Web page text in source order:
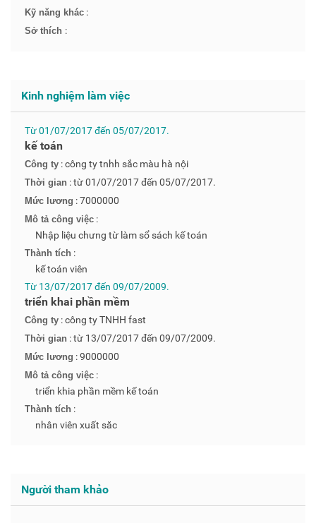
Kỹ năng khác :
Sở thích :
Kinh nghiệm làm việc
Từ 01/07/2017 đến 05/07/2017.
kế toán
Công ty : công ty tnhh sắc màu hà nội
Thời gian : từ 01/07/2017 đến 05/07/2017.
Mức lương : 7000000
Mô tả công việc :
Nhập liệu chưng từ làm sổ sách kế toán
Thành tích :
kế toán viên
Từ 13/07/2017 đến 09/07/2009.
triển khai phần mềm
Công ty : công ty TNHH fast
Thời gian : từ 13/07/2017 đến 09/07/2009.
Mức lương : 9000000
Mô tả công việc :
triển khia phần mềm kế toán
Thành tích :
nhân viên xuất săc
Người tham khảo